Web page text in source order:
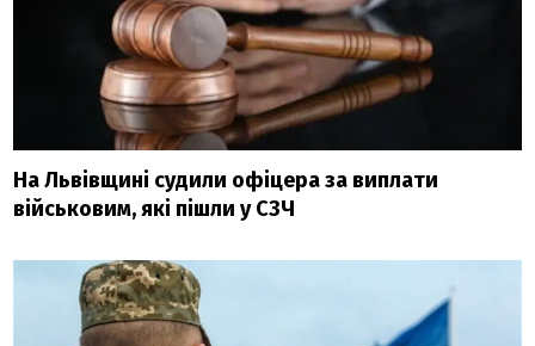
На Львівщині судили офіцера за виплати
військовим, які пішли у СЗЧ